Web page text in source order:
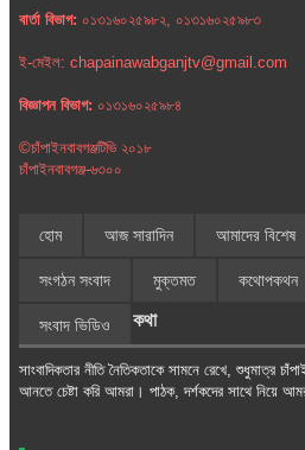
বার্তা বিভাগ: ০১৩১৬০২৫৯৮২, ০১৩১৬০২৫৯৮৩
ই-মেইল: chapainawabganjtv@gmail.com
বিজ্ঞাপন বিভাগ: ০১৩১৬০২৫৯৮৪
©চাঁপাইনবাবগঞ্জটিভি ২০১৮
চাঁপাইনবাবগঞ্জ-৬৩০০
হোম আজ সারাদিন আমাদের বিশেষ
সংগঠন সংবাদ মুক্তমত কথোপকথন
সংবাদ ভিডিও কথা
সাংবাদিকতার নীতি নৈতিকতাকে সামনে রেখে, শুধুমাত্র
আনতে চেষ্টা করি আমরা। পাঠক, দর্শকদের সাথে নিয়ে